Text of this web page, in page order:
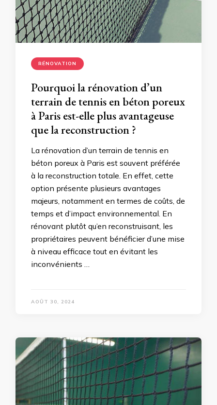
RÉNOVATION
Pourquoi la rénovation d’un
terrain de tennis en béton poreux
à Paris est-elle plus avantageuse
que la reconstruction ?
La rénovation d’un terrain de tennis en
béton poreux à Paris est souvent préférée
à la reconstruction totale. En effet, cette
option présente plusieurs avantages
majeurs, notamment en termes de coûts, de
temps et d’impact environnemental. En
rénovant plutôt qu’en reconstruisant, les
propriétaires peuvent bénéficier d’une mise
à niveau efficace tout en évitant les
inconvénients …
AOÛT 30, 2024